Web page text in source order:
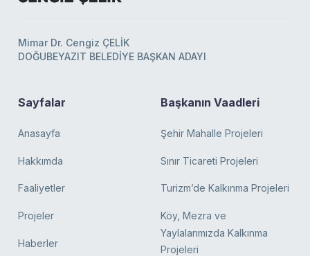
Mimar Dr. Cengiz ÇELİK
DOĞUBEYAZIT BELEDİYE BAŞKAN ADAYI
Sayfalar
Anasayfa
Hakkımda
Faaliyetler
Projeler
Haberler
Başkanın Vaadleri
Şehir Mahalle Projeleri
Sınır Ticareti Projeleri
Turizm’de Kalkınma Projeleri
Köy, Mezra ve
Yaylalarımızda Kalkınma
Projeleri